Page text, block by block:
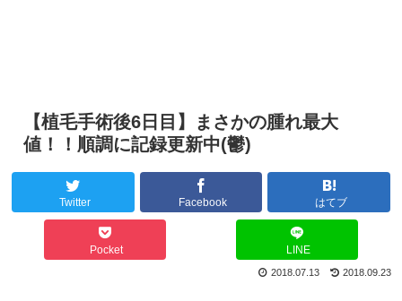
【植毛手術後6日目】まさかの腫れ最大
値！！順調に記録更新中(鬱)
Twitter Facebook はてブ
Pocket LINE
2018.09.23
2018.07.13